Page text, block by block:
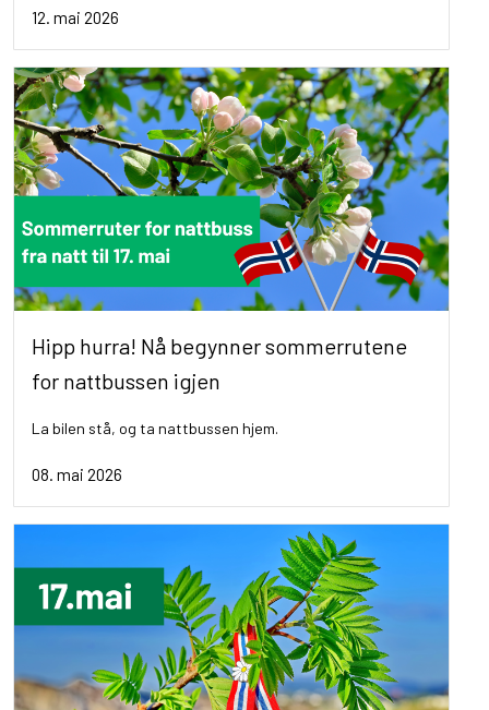
12. mai 2026
Hipp hurra! Nå begynner sommerrutene
for nattbussen igjen
La bilen stå, og ta nattbussen hjem.
08. mai 2026